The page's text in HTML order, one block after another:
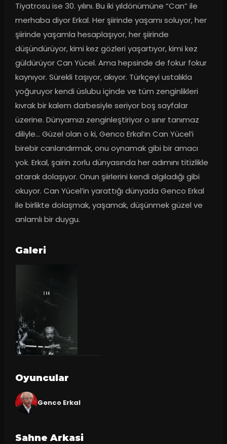
Tiyatrosu ise 30. yılını. Bu iki yıldönümüne “Can” ile
merhaba diyor Erkal. Her şiirinde yaşamı soluyor, her
şiirinde yaşamla hesaplaşıyor, her şiirinde
düşündürüyor, kimi kez gözleri yaşartıyor, kimi kez
güldürüyor Can Yücel. Ama hepsinde de fokur fokur
kaynıyor. Sürekli taşıyor, akıyor. Türkçeyi ustalıkla
yoğuruyor kendi üslubu içinde ve tüm zenginlikleri
kıvrak bir kalem darbesiyle seriyor boş sayfalar
üzerine. Dünyamızı zenginleştiriyor o sınır tanımaz
diliyle… Güzel olan o ki, Genco Erkal’ın Can Yücel’i
birebir canlandırmak, onu oynamak gibi bir amacı
yok. Erkal, şairin zorlu dünyasında her adımını titizlikle
atarak dolaşıyor. Onun şiirlerini kendi algıladığı gibi
okuyor. Can Yücel’in yarattığı dünyada Genco Erkal
ile birlikte dolaşmak, yaşamak, düşünmek güzel ve
anlamlı bir duygu.
Galeri
Oyuncular
Genco Erkal
Sahne Arkasi